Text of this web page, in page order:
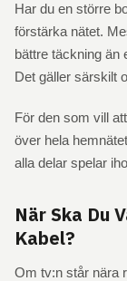
Har du en större
förstärka nätet.
bättre täckning än
Det gäller särskilt
För den som vill
över hela
alla delar spelar
När Ska Du
Kabel?
Om tv:n står nära